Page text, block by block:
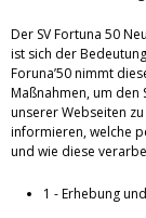
Der SV Fortuna 50
ist sich der
Foruna’50 nimmt
Maßnahmen, um den
unserer Webseiten
informieren, welche
und wie diese
1 - Erhebung